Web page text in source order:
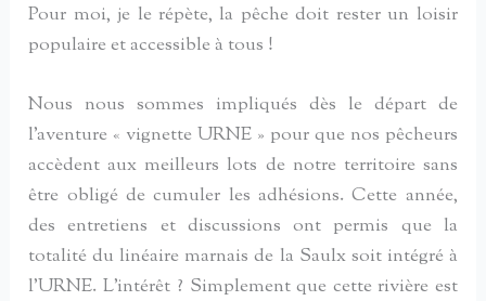
Pour moi, je le répète, la pêche doit rester un loisir
populaire et accessible à tous !
Nous nous sommes impliqués dès le départ de
l’aventure « vignette URNE » pour que nos pêcheurs
accèdent aux meilleurs lots de notre territoire sans
être obligé de cumuler les adhésions. Cette année,
des entretiens et discussions ont permis que la
totalité du linéaire marnais de la Saulx soit intégré à
l’URNE. L’intérêt ? Simplement que cette rivière est